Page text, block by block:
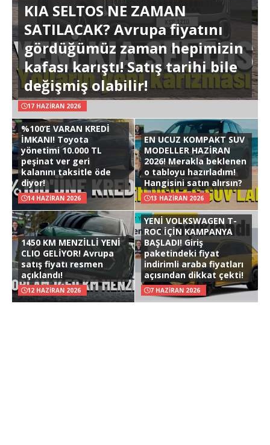
KIA SELTOS NE ZAMAN
SATILACAK? Avrupa fiyatını
gördüğümüz zaman hepimizin
kafası karıştı! Satış tarihi bile
değişmiş olabilir!
17 HAZIRAN 2026
%100’E VARAN KREDİ
İMKANI! Toyota
yönetimi 10.000 TL
peşinat ver geri
kalanını taksitle öde
diyor!
14 HAZIRAN 2026
EN UCUZ KOMPAKT SUV
MODELLER HAZİRAN
2026! Merakla beklenen
o tabloyu hazırladım!
Hangisini satın alırsın?
13 HAZIRAN 2026
1450 KM MENZİLLİ YENİ
CLIO GELİYOR! Avrupa
satış fiyatı resmen
açıklandı!
12 HAZIRAN 2026
YENİ VOLKSWAGEN T-
ROC İÇİN KAMPANYA
BAŞLADI! Giriş
paketindeki fiyat
indirimli araba fiyatları
açısından dikkat çekti!
7 HAZIRAN 2026